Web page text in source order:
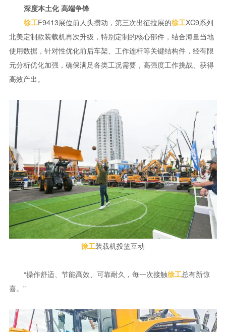
深度本土化 高端争锋
徐工F9413展位前人头攒动，第三次出征拉展的徐工XC9系列
北美定制款装载机再次升级，特别定制的核心部件，结合海量当地
使用数据，针对性优化前后车架、工作连杆等关键结构件，经有限
元分析优化加强，确保满足各类工况需要，高强度工作挑战、获得
高效产出。
徐工装载机投篮互动
“操作舒适、节能高效、可靠耐久，每一次接触徐工总有新惊
喜。”